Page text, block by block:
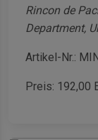
Rincon de
Department,
Artikel-Nr.:
Preis: 192,00